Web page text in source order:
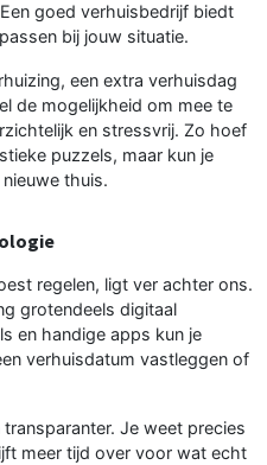
goed verhuisbedrijf biedt
bij jouw situatie.
een extra verhuisdag
de mogelijkheid om mee te
en stressvrij. Zo hoef
puzzels, maar kun je
thuis.
regelen, ligt ver achter ons.
grotendeels digitaal
en handige apps kun je
verhuisdatum vastleggen of
Je weet precies
meer tijd over voor wat echt